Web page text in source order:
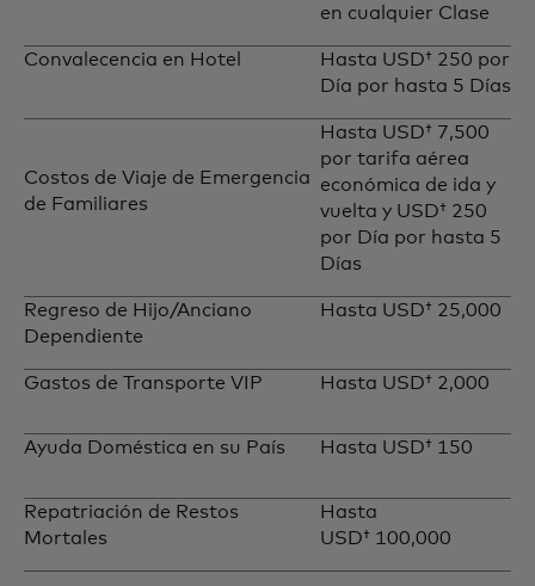
en cualquier Clase
Convalecencia en Hotel
Hasta USD† 250 por
Día por hasta 5 Días
Costos de Viaje de Emergencia
de Familiares
Hasta USD† 7,500
por tarifa aérea
económica de ida y
vuelta y USD† 250
por Día por hasta 5
Días
Regreso de Hijo/Anciano
Dependiente
Hasta USD† 25,000
Gastos de Transporte VIP Hasta USD† 2,000
Ayuda Doméstica en su País Hasta USD† 150
Repatriación de Restos
Mortales
Hasta
USD† 100,000